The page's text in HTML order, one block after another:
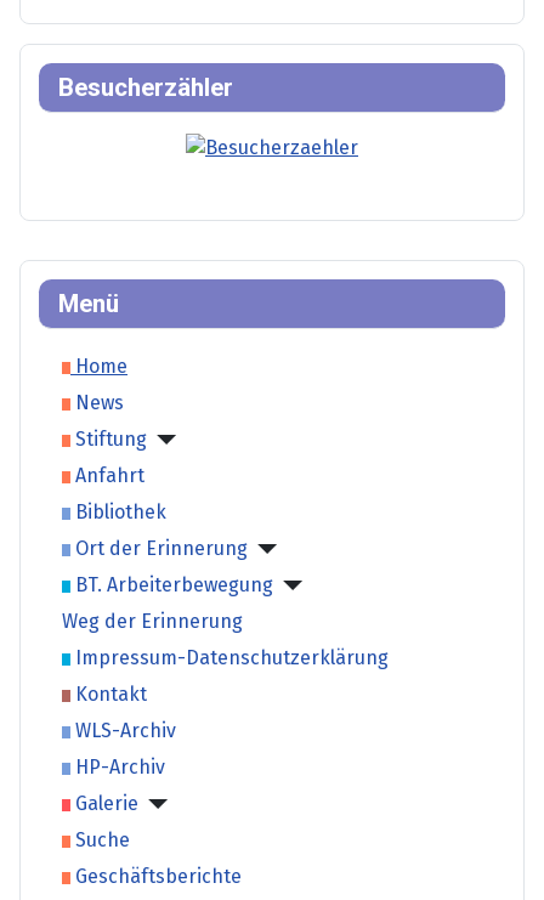
Menü
Home
News
Stiftung
Anfahrt
Bibliothek
Ort der Erinnerung
BT. Arbeiterbewegung
Weg der Erinnerung
Impressum-Datenschutzerklärung
Kontakt
WLS-Archiv
HP-Archiv
Galerie
Suche
Geschäftsberichte
Besucherzähler